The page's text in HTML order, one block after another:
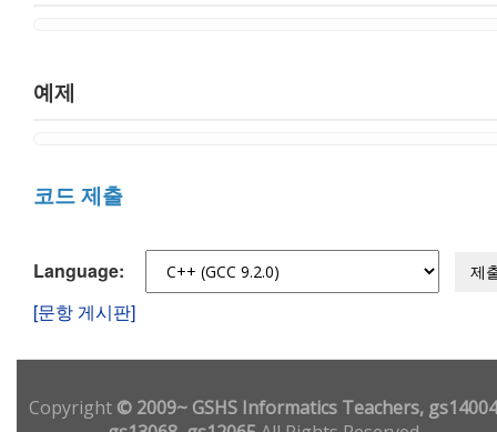
예제
코드 제출
Language: 제
[문항 게시판]
Copyright© 2009~ GSHS Informatics Teachers,